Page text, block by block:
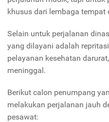
khusus dari lembaga tempat
Selain untuk perjalanan
yang dilayani adalah
pelayanan kesehatan
meninggal.
Berikut calon penumpang
melakukan perjalanan jauh
pesawat: